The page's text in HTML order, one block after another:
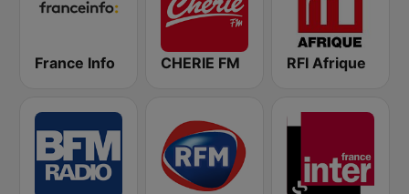
France Info CHERIE FM RFI Afrique